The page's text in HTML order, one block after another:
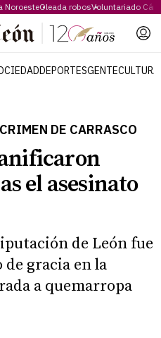
NoroesteOleada robosVoluntariado
DEPORTESGENTECULTURA
DE CARRASCO
el asesinato
de León fue
gracia en la
a quemarropa